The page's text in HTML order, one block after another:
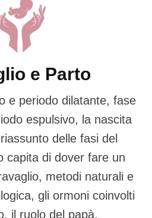
e Parto
e periodo dilatante, fase
espulsivo, la nascita
delle fasi del
capita di dover fare un
metodi naturali e
gli ormoni coinvolti
il ruolo del papà.